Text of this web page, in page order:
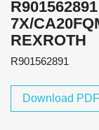
7X/
REXROTH
R901562891
Download